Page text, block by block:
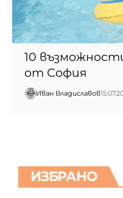
10
от София
Иван Владиславов
ИЗБРАНО